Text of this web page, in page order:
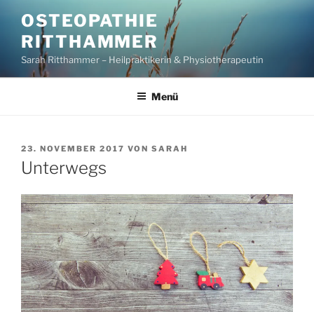
Inhalt
springen
OSTEOPATHIE
RITTHAMMER
Sarah Ritthammer – Heilpraktikerin & Physiotherapeutin
Menü
VERÖFFENTLICHT
AM
23. NOVEMBER 2017 VON SARAH
Unterwegs